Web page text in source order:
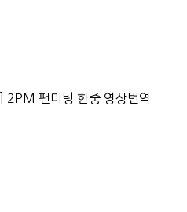
팬미팅 한중 영상번역